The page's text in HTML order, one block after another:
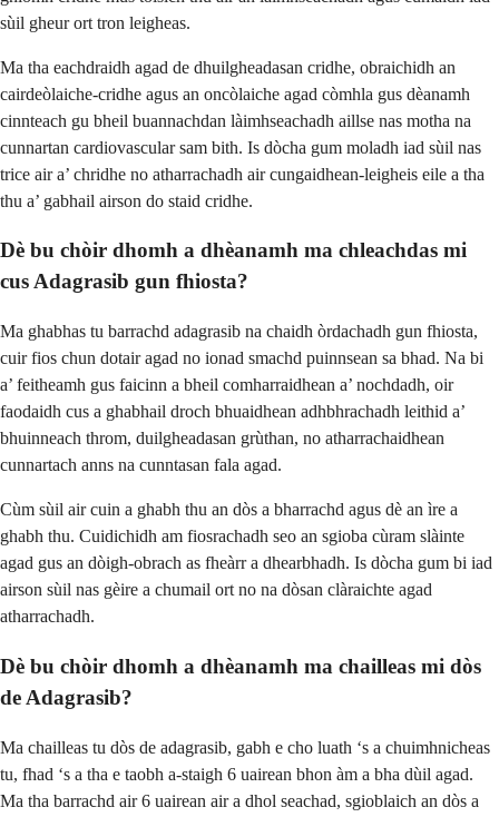
sùil gheur ort tron leigheas.
Ma tha eachdraidh agad de dhuilgheadasan cridhe, obraichidh an
cairdeòlaiche-cridhe agus an oncòlaiche agad còmhla gus dèanamh
cinnteach gu bheil buannachdan làimhseachadh aillse nas motha na
cunnartan cardiovascular sam bith. Is dòcha gum moladh iad sùil nas
trice air a’ chridhe no atharrachadh air cungaidhean-leigheis eile a tha
thu a’ gabhail airson do staid cridhe.
Dè bu chòir dhomh a dhèanamh ma chleachdas mi
cus Adagrasib gun fhiosta?
Ma ghabhas tu barrachd adagrasib na chaidh òrdachadh gun fhiosta,
cuir fios chun dotair agad no ionad smachd puinnsean sa bhad. Na bi
a’ feitheamh gus faicinn a bheil comharraidhean a’ nochdadh, oir
faodaidh cus a ghabhail droch bhuaidhean adhbhrachadh leithid a’
bhuinneach throm, duilgheadasan grùthan, no atharrachaidhean
cunnartach anns na cunntasan fala agad.
Cùm sùil air cuin a ghabh thu an dòs a bharrachd agus dè an ìre a
ghabh thu. Cuidichidh am fiosrachadh seo an sgioba cùram slàinte
agad gus an dòigh-obrach as fheàrr a dhearbhadh. Is dòcha gum bi iad
airson sùil nas gèire a chumail ort no na dòsan clàraichte agad
atharrachadh.
Dè bu chòir dhomh a dhèanamh ma chailleas mi dòs
de Adagrasib?
Ma chailleas tu dòs de adagrasib, gabh e cho luath ‘s a chuimhnicheas
tu, fhad ‘s a tha e taobh a-staigh 6 uairean bhon àm a bha dùil agad.
Ma tha barrachd air 6 uairean air a dhol seachad, sgioblaich an dòs a